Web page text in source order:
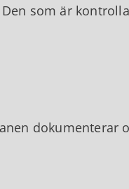
som är
dokumenterar